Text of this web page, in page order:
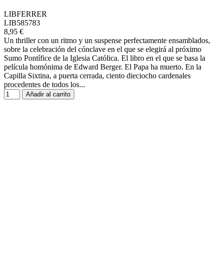
LIBFERRER
LIB585783
8,95 €
Un thriller con un ritmo y un suspense perfectamente ensamblados,
sobre la celebración del cónclave en el que se elegirá al próximo
Sumo Pontífice de la Iglesia Católica. El libro en el que se basa la
película homónima de Edward Berger. El Papa ha muerto. En la
Capilla Sixtina, a puerta cerrada, ciento dieciocho cardenales
procedentes de todos los...
Añadir al carrito